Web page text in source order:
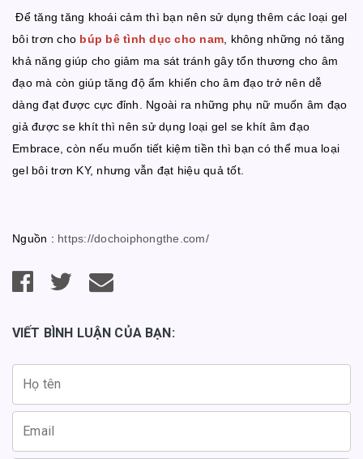
Để tăng tăng khoái cảm thì bạn nên sử dụng thêm các loại gel
bôi trơn cho búp bê tình dục cho nam, không những nó tăng
khả năng giúp cho giảm ma sát tránh gây tổn thương cho âm
đạo mà còn giúp tăng độ ẩm khiến cho âm đạo trở nên dễ
dàng đạt được cực đỉnh. Ngoài ra những phụ nữ muốn âm đạo
giả được se khít thì nên sử dụng loại gel se khít âm đạo
Embrace, còn nếu muốn tiết kiệm tiền thì bạn có thể mua loại
gel bôi trơn KY, nhưng vẫn đạt hiệu quả tốt.
Nguồn : https://dochoiphongthe.com/
VIẾT BÌNH LUẬN CỦA BẠN: